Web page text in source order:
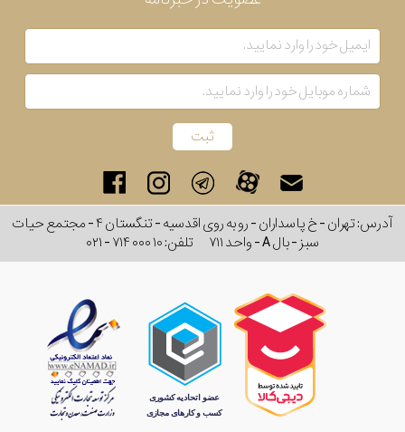
آدرس: تهران - خ پاسداران - رو به روی اقدسیه - تنگستان ۴ - مجتمع حیات
سبز - بال A - واحد ۷۱۱
تلفن:۰۲۱ - ۷۱۴ ۰۰۰ ۱۰